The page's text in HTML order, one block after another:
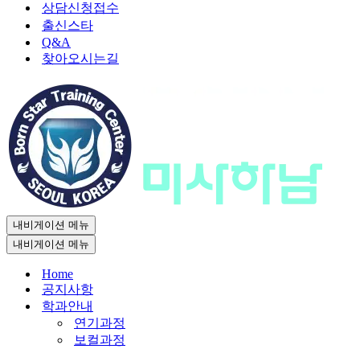
상담신청접수
출신스타
Q&A
찾아오시는길
내비게이션 메뉴
내비게이션 메뉴
Home
공지사항
학과안내
연기과정
보컬과정